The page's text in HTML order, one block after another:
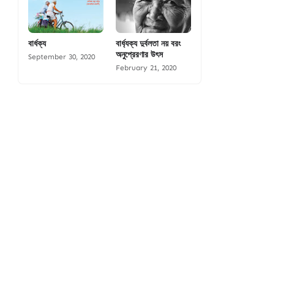
বার্ধক্য
September 30, 2020
বার্ধ্যক্য দুর্বলতা নয় বরং
অনুপ্রেরণার উৎস
February 21, 2020